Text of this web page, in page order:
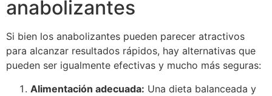
anabolizantes
Si bien los anabolizantes pueden parecer atractivos
para alcanzar resultados rápidos, hay alternativas que
pueden ser igualmente efectivas y mucho más seguras:
Alimentación adecuada: Una dieta balanceada y